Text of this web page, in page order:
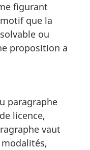
figurant
que la
ou
proposition a
paragraphe
licence,
vaut